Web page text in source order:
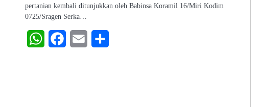
pertanian kembali ditunjukkan oleh Babinsa Koramil 16/Miri Kodim
0725/Sragen Serka…
WhatsAppFacebookEmail